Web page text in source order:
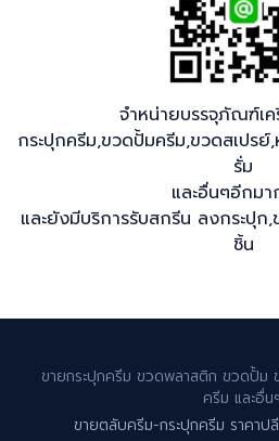
จำหน่ายบรรจุภัณฑ์เ
กระปุกครีม,ขวดปั้มครีม,ขวดสเปร
รั่ม
และอื่นๆอีกม
และยังมีบริการรับสกรีน ลงกระปุ
ชิ้น
ขายกระปุกครีม ขวดพลาสติก ขวดปั้ม
ครีม และอื่น
ขายตลับครีม-กระปุกครีม ราคาป